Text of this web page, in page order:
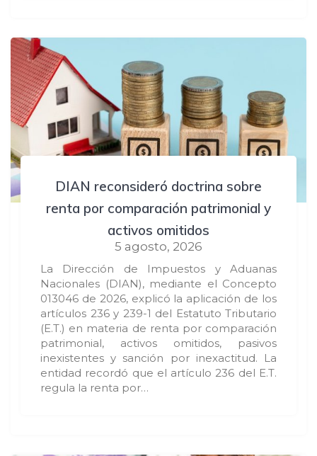
DIAN reconsideró doctrina sobre
renta por comparación patrimonial y
activos omitidos
5 agosto, 2026
La Dirección de Impuestos y Aduanas
Nacionales (DIAN), mediante el Concepto
013046 de 2026, explicó la aplicación de los
artículos 236 y 239-1 del Estatuto Tributario
(E.T.) en materia de renta por comparación
patrimonial, activos omitidos, pasivos
inexistentes y sanción por inexactitud. La
entidad recordó que el artículo 236 del E.T.
regula la renta por…